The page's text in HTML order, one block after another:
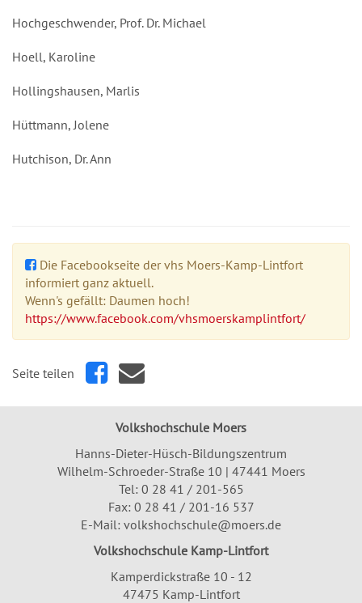
Hochgeschwender, Prof. Dr. Michael
Hoell, Karoline
Hollingshausen, Marlis
Hüttmann, Jolene
Hutchison, Dr. Ann
Die Facebookseite der vhs Moers-Kamp-Lintfort
informiert ganz aktuell.
Wenn's gefällt: Daumen hoch!
https://www.facebook.com/vhsmoerskamplintfort/
Seite teilen
Volkshochschule Moers
Hanns-Dieter-Hüsch-Bildungszentrum
Wilhelm-Schroeder-Straße 10 | 47441 Moers
Tel: 0 28 41 / 201-565
Fax: 0 28 41 / 201-16 537
E-Mail: volkshochschule@moers.de
Volkshochschule Kamp-Lintfort
Kamperdickstraße 10 - 12
47475 Kamp-Lintfort